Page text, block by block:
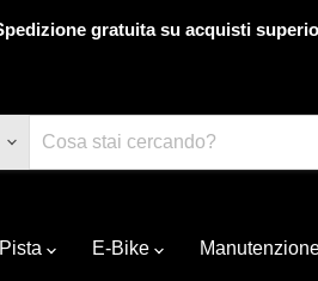
gratuita su acquisti
Pista E-Bike